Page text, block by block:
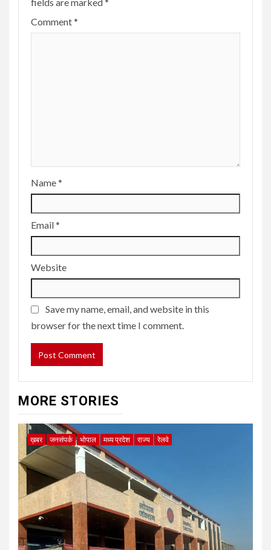
Comment*
Name*
Email*
Website
Save my name, email, and website in this
browser for the next time I comment.
MORE STORIES
ख़बर जनसंपर्क भोपाल मध्य प्रदेश राज्य रेलवे